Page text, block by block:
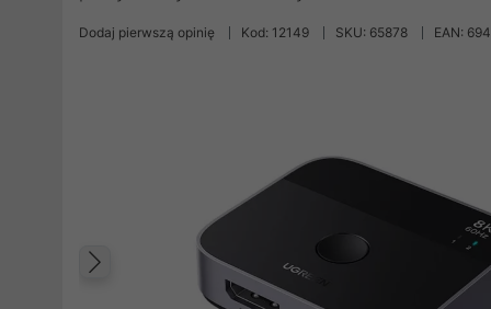
Dodaj pierwszą opinię Kod: 12149 SKU: 65878 EAN:
Poprzedni